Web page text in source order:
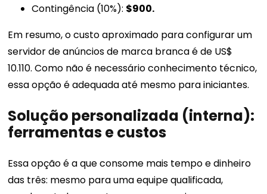
Contingência (10%): $900.
Em resumo, o custo aproximado para configurar um
servidor de anúncios de marca branca é de US$
10.110. Como não é necessário conhecimento técnico,
essa opção é adequada até mesmo para iniciantes.
Solução personalizada (interna):
ferramentas e custos
Essa opção é a que consome mais tempo e dinheiro
das três: mesmo para uma equipe qualificada,